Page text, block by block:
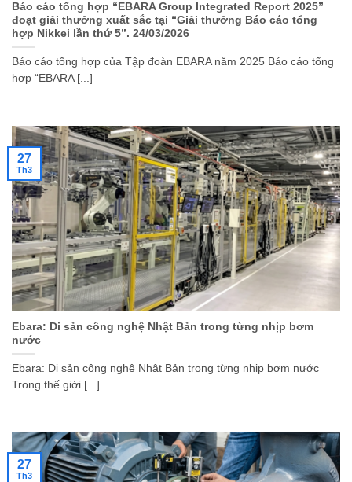
Báo cáo tổng hợp “EBARA Group Integrated Report 2025”
đoạt giải thưởng xuất sắc tại “Giải thưởng Báo cáo tổng
hợp Nikkei lần thứ 5”. 24/03/2026
Báo cáo tổng hợp của Tập đoàn EBARA năm 2025 Báo cáo tổng
hợp “EBARA [...]
Ebara: Di sản công nghệ Nhật Bản trong từng nhịp bơm
nước
Ebara: Di sản công nghệ Nhật Bản trong từng nhịp bơm nước
Trong thế giới [...]
27
Th3
27
Th3